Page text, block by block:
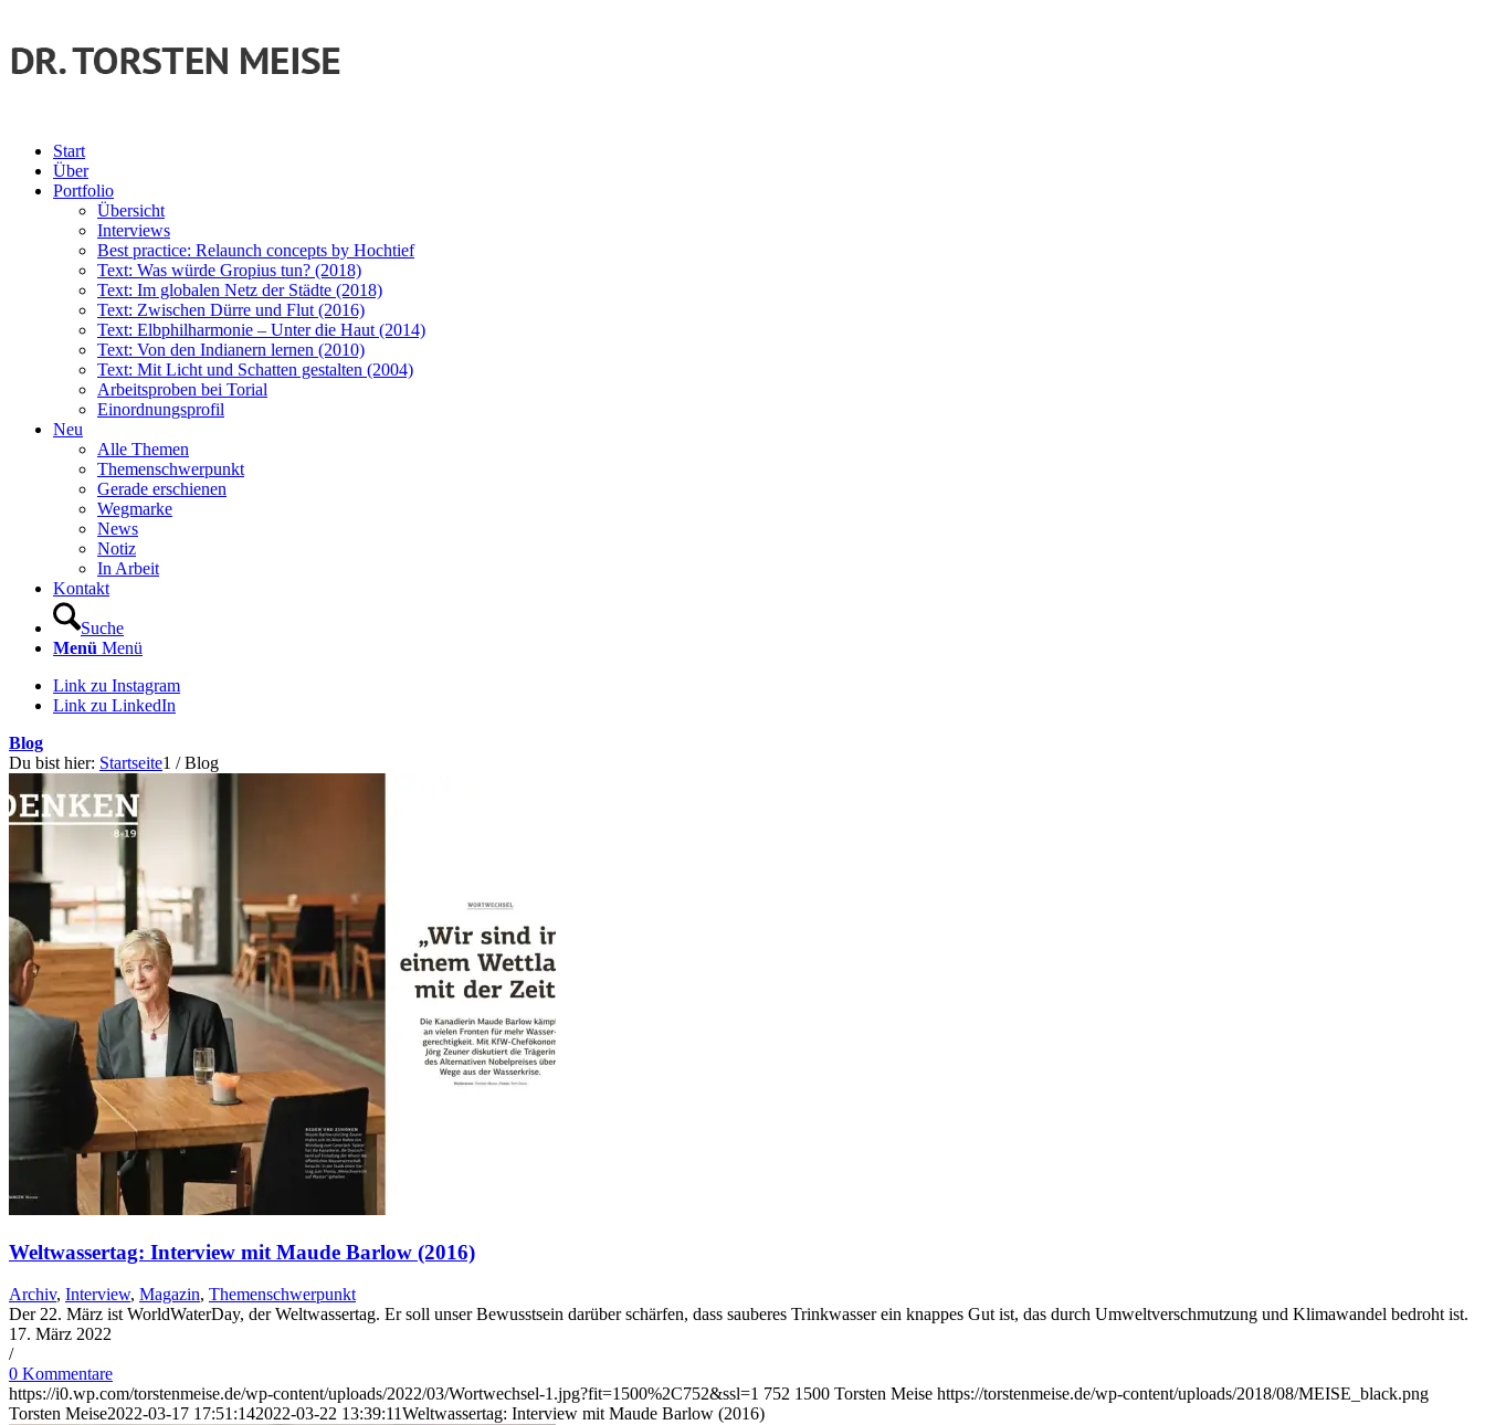
Start
Über
Portfolio
Übersicht
Interviews
Best practice: Relaunch concepts by Hochtief
Text: Was würde Gropius tun? (2018)
Text: Im globalen Netz der Städte (2018)
Text: Zwischen Dürre und Flut (2016)
Text: Elbphilharmonie – Unter die Haut (2014)
Text: Von den Indianern lernen (2010)
Text: Mit Licht und Schatten gestalten (2004)
Arbeitsproben bei Torial
Einordnungsprofil
Neu
Alle Themen
Themenschwerpunkt
Gerade erschienen
Wegmarke
News
Notiz
In Arbeit
Kontakt
Suche
Menü Menü
Link zu Instagram
Link zu LinkedIn
Blog
Du bist hier: Startseite1 / Blog
Weltwassertag: Interview mit Maude Barlow (2016)
Archiv, Interview, Magazin, Themenschwerpunkt
Der 22. März ist WorldWaterDay, der Weltwassertag. Er soll unser Bewusstsein darüber schärfen, dass sauberes Trinkwasser ein knappes Gut ist, das durch Umweltverschmutzung und Klimawandel bedroht ist.
17. März 2022
/
0 Kommentare
https://i0.wp.com/torstenmeise.de/wp-content/uploads/2022/03/Wortwechsel-1.jpg?fit=1500%2C752&ssl=1 752 1500 Torsten Meise https://torstenmeise.de/wp-content/uploads/2018/08/MEISE_black.png
Torsten Meise2022-03-17 17:51:142022-03-22 13:39:11Weltwassertag: Interview mit Maude Barlow (2016)